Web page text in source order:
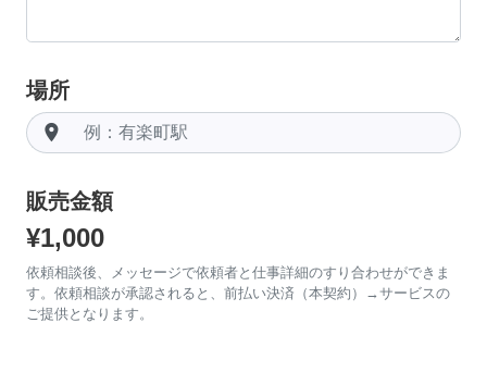
場所
room
販売金額
¥1,000
依頼相談後、メッセージで依頼者と仕事詳細のすり合わせができま
す。依頼相談が承認されると、前払い決済（本契約）→サービスの
ご提供となります。